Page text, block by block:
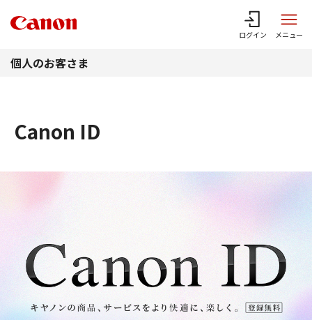
ログイン メニュー
個人のお客さま
Canon ID